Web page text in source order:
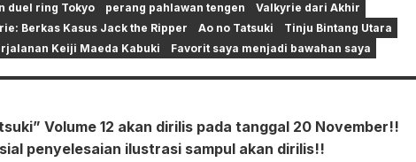
duel ring Tokyo
perang pahlawan tengen
Valkyrie dari Akhir
Berkas Kasus Jack the Ripper
Ao no Tatsuki
Tinju Bintang Utara
Keiji Maeda Kabuki Favorit saya menjadi bawahan saya
Volume 12 akan dirilis pada tanggal 20 November!!
penyelesaian ilustrasi sampul akan dirilis!!